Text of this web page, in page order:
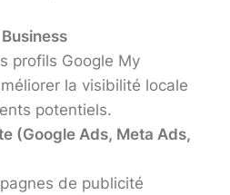
profils Google My
la visibilité locale
potentiels.
(Google Ads, Meta Ads,
de publicité